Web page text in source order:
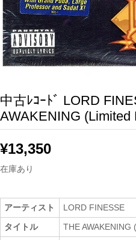
中古ﾚｺｰﾄﾞ LORD
AWAKENING (Limited
¥13,350
在庫あり
アーティスト
LORD FINESSE
タイトル
THE AWAKENING